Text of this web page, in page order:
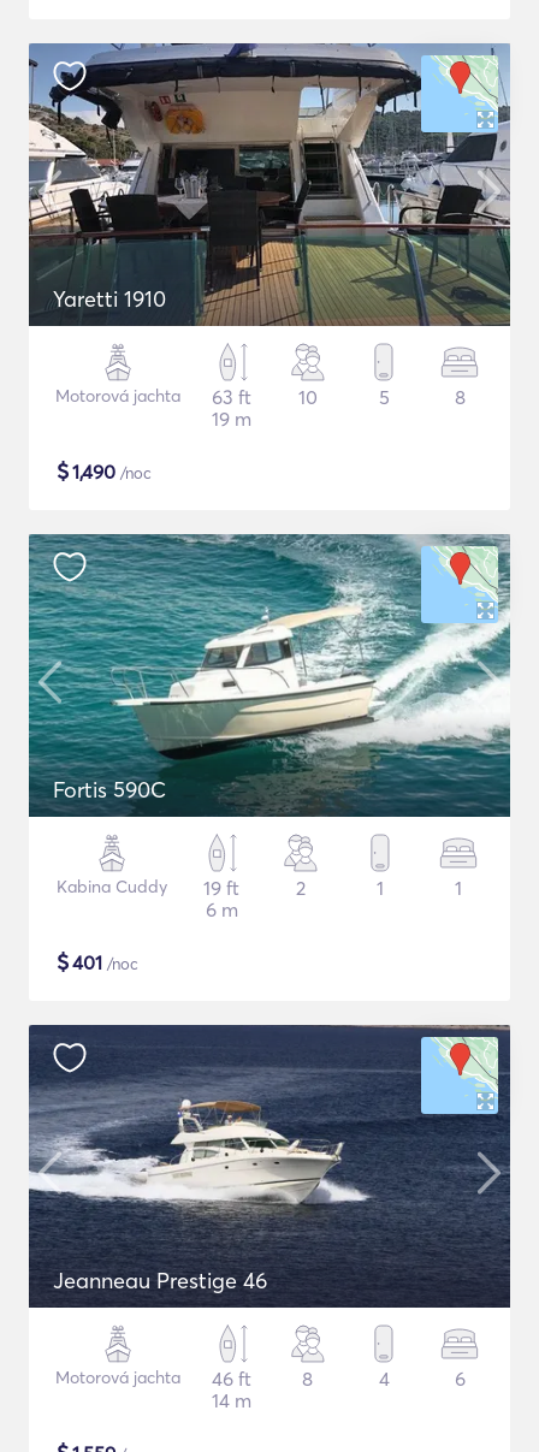
Yaretti 1910
Motorová jachta
63 ft
19 m
10 5 8
$1,490 /noc
Fortis 590C
Kabina Cuddy
19 ft
6 m
2 1 1
$401 /noc
Jeanneau Prestige 46
Motorová jachta
46 ft
14 m
8 4 6